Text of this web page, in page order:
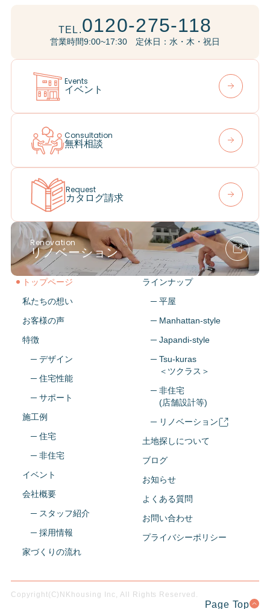
トップページ
私たちの想い
お客様の声
特徴
─ デザイン
─ 住宅性能
─ サポート
施工例
─ 住宅
─ 非住宅
イベント
会社概要
─ スタッフ紹介
─ 採用情報
家づくりの流れ
ラインナップ
─ 平屋
─ Manhattan-style
─ Japandi-style
─ Tsu-kuras
＜ツクラス＞
─ 非住宅
(店舗設計等)
─ リノベーション
土地探しについて
ブログ
お知らせ
よくある質問
お問い合わせ
プライバシーポリシー
TEL.0120-275-118
営業時間9:00~17:30 定休日：水・木・祝日
Events
イベント
Consultation
無料相談
Request
カタログ請求
Renovation
リノベーション
Copyright(C)NKhousing Inc, All Rights Reserved.
Page Top